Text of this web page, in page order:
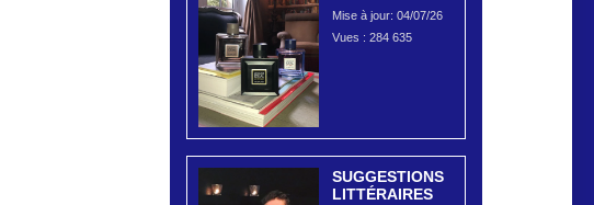
Mise à jour: 04/07/26
Vues : 284 635
SUGGESTIONS
LITTÉRAIRES